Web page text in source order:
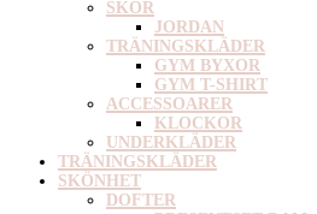
SKOR
JORDAN
TRÄNINGSKLÄDER
GYM BYXOR
GYM T-SHIRT
ACCESSOARER
KLOCKOR
UNDERKLÄDER
TRÄNINGSKLÄDER
SKÖNHET
DOFTER